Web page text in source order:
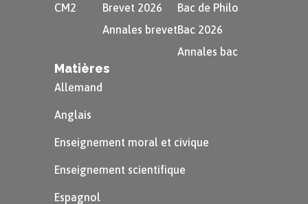
le texte documentaire ;
un article de journal ;
une page de dictionnaire ;
une affiche…
CM2
Brevet 2026
Annales brevet
Bac de Philo
Bac 2026
Annales bac
Matières
Allemand
Anglais
Enseignement moral et civique
Enseignement scientifique
Espagnol